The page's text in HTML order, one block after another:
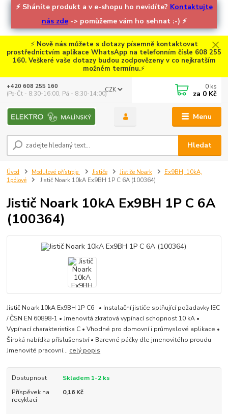
⚡ Sháníte produkt a v e-shopu ho nevidíte? Kontaktujte
nás zde-> pomůžeme vám ho sehnat :-) ⚡
⚡ Nově nás můžete s dotazy písemně kontaktovat
prostřednictvím aplikace WhatsApp na telefonním čísle 608 255
160. Veškeré vaše dotazy budou zodpovězeny v co nejkratším
možném termínu.⚡
Menu
CZK
Hledat
+420 608 255 160
(Po-Čt - 8:30-16:00, Pá - 8:30-14:00)
0 ks
za 0 Kč
Úvod Modulové přístroje Jističe Jističe Noark
Ex9BH, 10kA,
1pólové
Jistič Noark 10kA Ex9BH 1P C 6A (100364)
Jistič Noark 10kA Ex9BH 1P C 6A
(100364)
Jistič Noark 10kA Ex9BH 1P C6 • Instalační jističe splňující požadavky IEC
/ ČSN EN 60898-1 • Jmenovitá zkratová vypínací schopnost 10 kA •
Vypínací charakteristika C • Vhodné pro domovní i průmyslové aplikace •
Široká nabídka příslušenství • Barevné páčky dle jmenovitého proudu
Jmenovité pracovní... celý popis
Dostupnost
Skladem 1-2 ks
Příspěvek na
recyklaci
0,16 Kč